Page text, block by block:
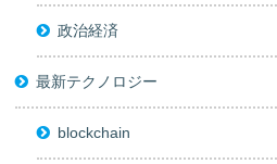
政治経済
最新テクノロジー
blockchain